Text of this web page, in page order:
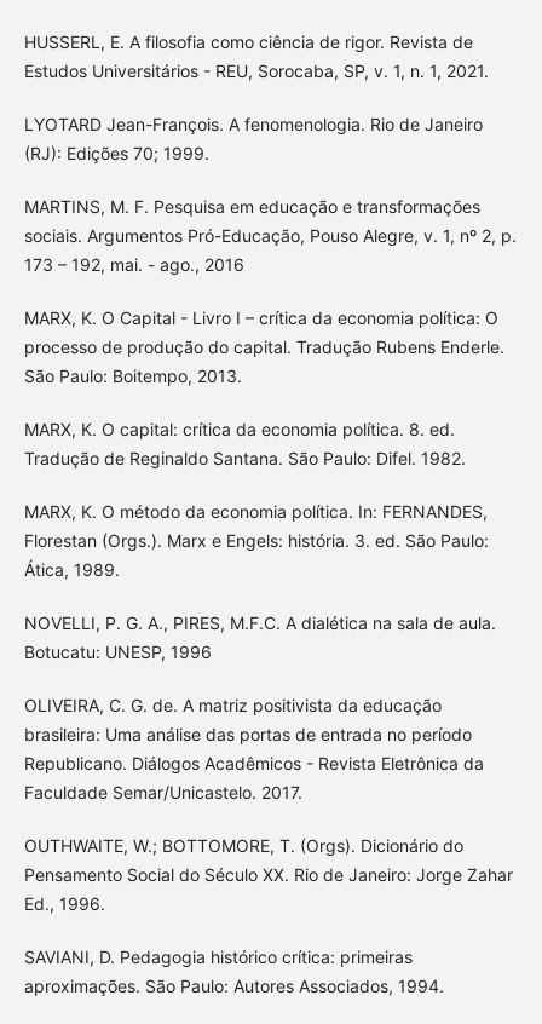
HUSSERL, E. A filosofia como ciência de rigor. Revista de
Estudos Universitários - REU, Sorocaba, SP, v. 1, n. 1, 2021.
LYOTARD Jean-François. A fenomenologia. Rio de Janeiro
(RJ): Edições 70; 1999.
MARTINS, M. F. Pesquisa em educação e transformações
sociais. Argumentos Pró-Educação, Pouso Alegre, v. 1, nº 2, p.
173 – 192, mai. - ago., 2016
MARX, K. O Capital - Livro I – crítica da economia política: O
processo de produção do capital. Tradução Rubens Enderle.
São Paulo: Boitempo, 2013.
MARX, K. O capital: crítica da economia política. 8. ed.
Tradução de Reginaldo Santana. São Paulo: Difel. 1982.
MARX, K. O método da economia política. In: FERNANDES,
Florestan (Orgs.). Marx e Engels: história. 3. ed. São Paulo:
Ática, 1989.
NOVELLI, P. G. A., PIRES, M.F.C. A dialética na sala de aula.
Botucatu: UNESP, 1996
OLIVEIRA, C. G. de. A matriz positivista da educação
brasileira: Uma análise das portas de entrada no período
Republicano. Diálogos Acadêmicos - Revista Eletrônica da
Faculdade Semar/Unicastelo. 2017.
OUTHWAITE, W.; BOTTOMORE, T. (Orgs). Dicionário do
Pensamento Social do Século XX. Rio de Janeiro: Jorge Zahar
Ed., 1996.
SAVIANI, D. Pedagogia histórico crítica: primeiras
aproximações. São Paulo: Autores Associados, 1994.